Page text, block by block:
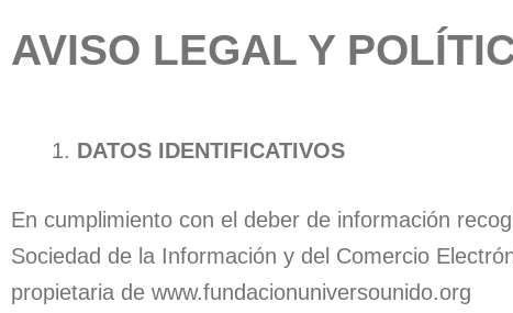
AVISO LEGAL Y
DATOS IDENTIFICATIVOS
En cumplimiento con el deber de información
Sociedad de la Información y del Comercio
propietaria de www.fundacionuniversounido.org